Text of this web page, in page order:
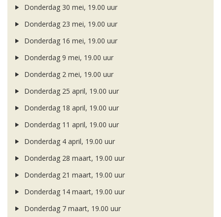
Donderdag 30 mei, 19.00 uur
Donderdag 23 mei, 19.00 uur
Donderdag 16 mei, 19.00 uur
Donderdag 9 mei, 19.00 uur
Donderdag 2 mei, 19.00 uur
Donderdag 25 april, 19.00 uur
Donderdag 18 april, 19.00 uur
Donderdag 11 april, 19.00 uur
Donderdag 4 april, 19.00 uur
Donderdag 28 maart, 19.00 uur
Donderdag 21 maart, 19.00 uur
Donderdag 14 maart, 19.00 uur
Donderdag 7 maart, 19.00 uur